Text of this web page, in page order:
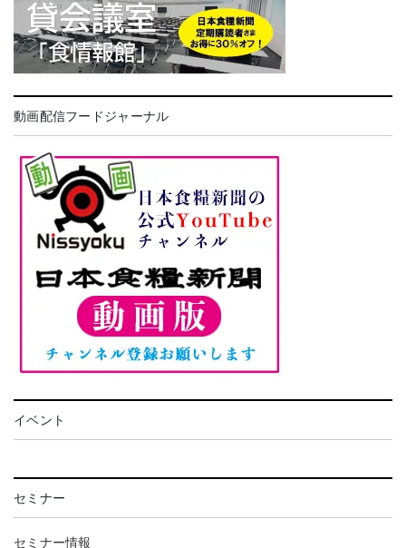
動画配信フードジャーナル
イベント
セミナー
セミナー情報